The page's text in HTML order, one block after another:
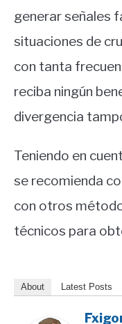
generar señales
situaciones de
con tanta
reciba ningún
divergencia
Teniendo en
se recomienda
con otros
técnicos para
About Latest Posts